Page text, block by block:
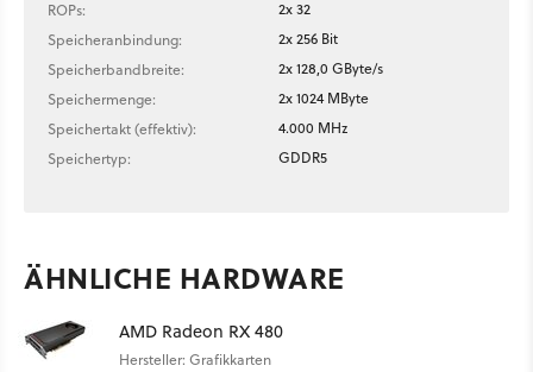
ROPs:
2x 32
Speicheranbindung:
2x 256 Bit
Speicherbandbreite:
2x 128,0 GByte/s
Speichermenge:
2x 1024 MByte
Speichertakt (effektiv):
4.000 MHz
Speichertyp:
GDDR5
ÄHNLICHE HARDWARE
AMD Radeon RX 480
Hersteller: Grafikkarten